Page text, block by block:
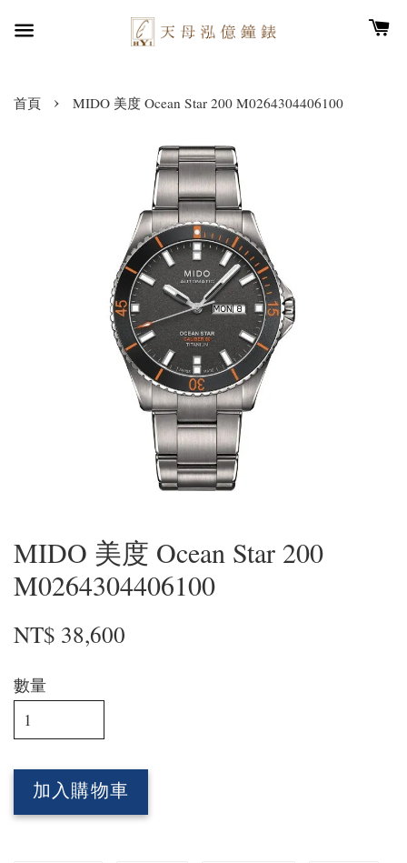
首頁 › MIDO 美度 Ocean Star 200 M0264304406100
MIDO 美度 Ocean Star 200
M0264304406100
NT$ 38,600
數量
加入購物車